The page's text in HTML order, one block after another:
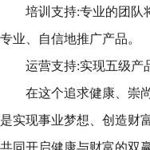
培训支持:专业的团队
专业、自信地推广产品。
运营支持:实现五级产
在这个追求健康、崇
是实现事业梦想、创造财
共同开启健康与财富的双